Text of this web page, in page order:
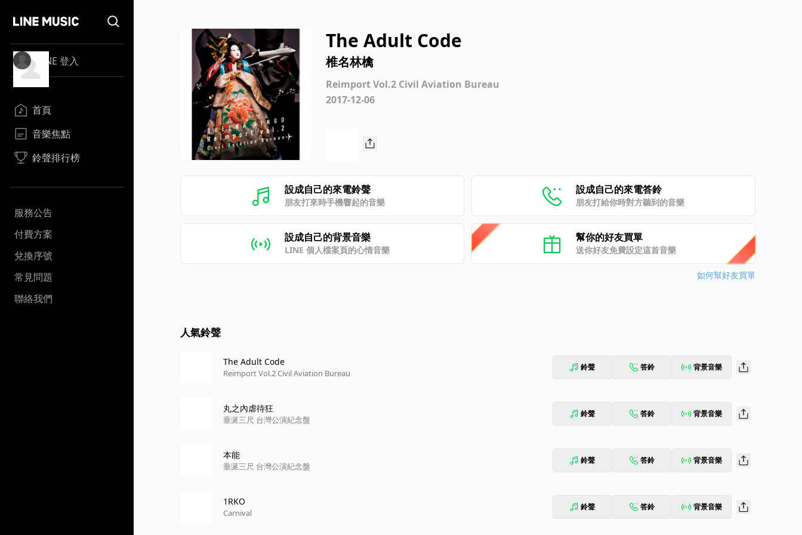
LINE 登入
首頁
音樂焦點
鈴聲排行榜
服務公告
付費方案
兌換序號
常見問題
聯絡我們
The Adult Code
椎名林檎
Reimport Vol.2 Civil Aviation Bureau
2017-12-06
設成自己的來電鈴聲
朋友打來時手機響起的音樂
設成自己的來電答鈴
朋友打給你時對方聽到的音樂
設成自己的背景音樂
LINE 個人檔案頁的心情音樂
幫你的好友買單
送你好友免費設定這首音樂
如何幫好友買單
人氣鈴聲
The Adult Code
Reimport Vol.2 Civil Aviation Bureau
鈴聲 答鈴 背景音樂
丸之內虐待狂
垂涎三尺 台灣公演紀念盤
鈴聲 答鈴 背景音樂
本能
垂涎三尺 台灣公演紀念盤
鈴聲 答鈴 背景音樂
1RKO
Carnival
鈴聲 答鈴 背景音樂